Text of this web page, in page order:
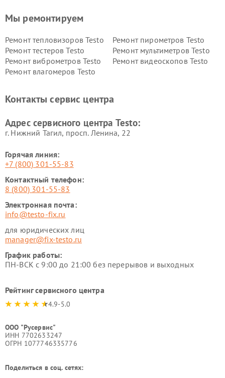
Мы ремонтируем
Ремонт тепловизоров Testo
Ремонт пирометров Testo
Ремонт тестеров Testo
Ремонт мультиметров Testo
Ремонт виброметров Testo
Ремонт видеоскопов Testo
Ремонт влагомеров Testo
Контакты сервис центра
Адрес сервисного центра Testo:
г. Нижний Тагил, просп. Ленина, 22
Горячая линия:
+7 (800) 301-55-83
Контактный телефон:
8 (800) 301-55-83
Электронная почта:
info@testo-fix.ru
для юридических лиц
manager@fix-testo.ru
График работы:
ПН-ВСК с 9:00 до 21:00 без перерывов и выходных
Рейтинг сервисного центра
4.9-5.0
ООО "Русервис"
ИНН 7702633247
ОГРН 1077746335776
Поделиться в соц. сетях: